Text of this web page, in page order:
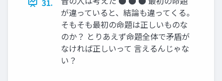
が違っていると、結論も違ってくる。
そもそも最初の命題は正しいものな
のか？ とりあえず命題全体で矛盾が
なければ正しいって 言えるんじゃな
い？